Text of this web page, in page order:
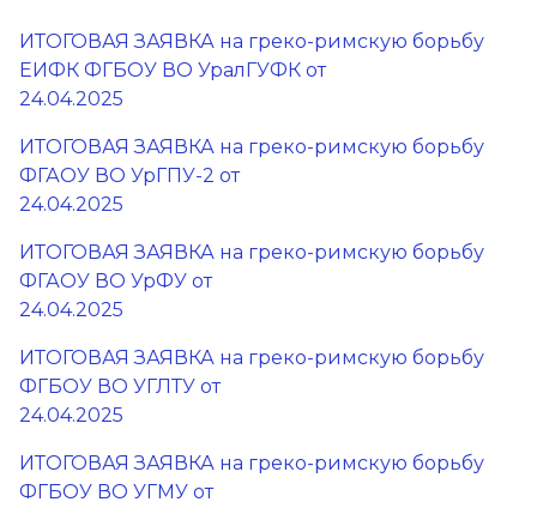
ИТОГОВАЯ ЗАЯВКА на греко-римскую борьбу
ЕИФК ФГБОУ ВО УралГУФК от
24.04.2025
ИТОГОВАЯ ЗАЯВКА на греко-римскую борьбу
ФГАОУ ВО УрГПУ-2 от
24.04.2025
ИТОГОВАЯ ЗАЯВКА на греко-римскую борьбу
ФГАОУ ВО УрФУ от
24.04.2025
ИТОГОВАЯ ЗАЯВКА на греко-римскую борьбу
ФГБОУ ВО УГЛТУ от
24.04.2025
ИТОГОВАЯ ЗАЯВКА на греко-римскую борьбу
ФГБОУ ВО УГМУ от